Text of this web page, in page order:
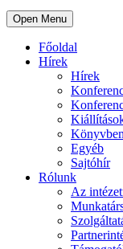
Open Menu
Főoldal
Hírek
Hírek
Egyéb
Sajtóhír
Rólunk
Az